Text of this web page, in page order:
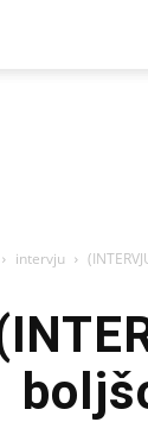
intervju